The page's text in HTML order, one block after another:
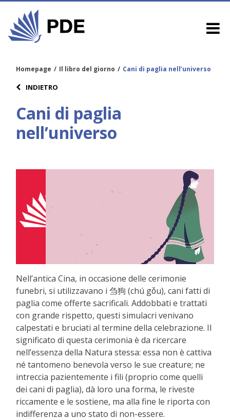
Homepage / Il libro del giorno / Cani di paglia nell’universo
INDIETRO
Cani di paglia
nell’universo
Nell’antica Cina, in occasione delle cerimonie
funebri, si utilizzavano i 刍狗 (chú gǒu), cani fatti di
paglia come offerte sacrificali. Addobbati e trattati
con grande rispetto, questi simulacri venivano
calpestati e bruciati al termine della celebrazione. Il
significato di questa cerimonia è da ricercare
nell’essenza della Natura stessa: essa non è cattiva
né tantomeno benevola verso le sue creature; ne
intreccia pazientemente i fili (proprio come quelli
dei cani di paglia), dà loro una forma, le riveste
riccamente e le sostiene, ma alla fine le riporta con
indifferenza a uno stato di non-essere.